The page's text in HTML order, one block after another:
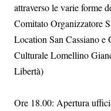
attraverso le varie forme
Comitato Organizzatore
Location San Cassiano
Culturale Lomellino
Libertà)
Ore 18.00: Apertura